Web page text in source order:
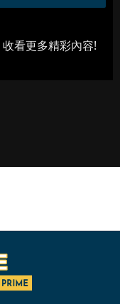
收看更多精彩內容!